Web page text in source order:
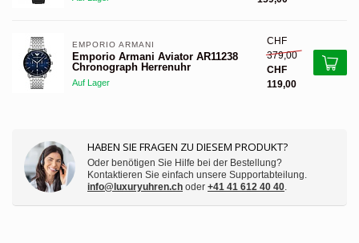
EMPORIO ARMANI
Emporio Armani Aviator AR11238
Chronograph Herrenuhr
Auf Lager
CHF
379,00
CHF
119,00
HABEN SIE FRAGEN ZU DIESEM PRODUKT?
Oder benötigen Sie Hilfe bei der Bestellung?
Kontaktieren Sie einfach unsere Supportabteilung.
info@luxuryuhren.ch oder +41 41 612 40 40